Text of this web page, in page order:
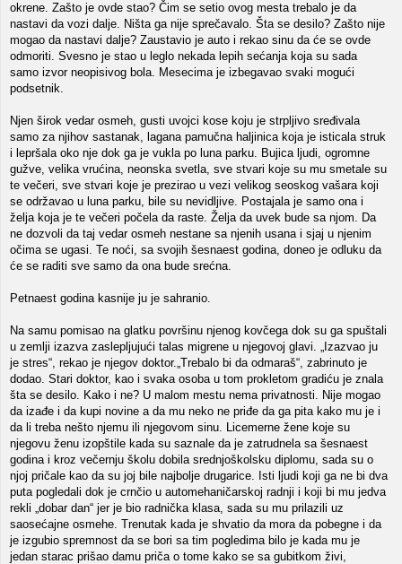
okrene. Zašto je ovde stao? Čim se setio ovog mesta trebalo je da
nastavi da vozi dalje. Ništa ga nije sprečavalo. Šta se desilo? Zašto nije
mogao da nastavi dalje? Zaustavio je auto i rekao sinu da će se ovde
odmoriti. Svesno je stao u leglo nekada lepih sećanja koja su sada
samo izvor neopisivog bola. Mesecima je izbegavao svaki mogući
podsetnik.
Njen širok vedar osmeh, gusti uvojci kose koju je strpljivo sređivala
samo za njihov sastanak, lagana pamučna haljinica koja je isticala struk
i lepršala oko nje dok ga je vukla po luna parku. Bujica ljudi, ogromne
gužve, velika vrućina, neonska svetla, sve stvari koje su mu smetale su
te večeri, sve stvari koje je prezirao u vezi velikog seoskog vašara koji
se održavao u luna parku, bile su nevidljive. Postajala je samo ona i
želja koja je te večeri počela da raste. Želja da uvek bude sa njom. Da
ne dozvoli da taj vedar osmeh nestane sa njenih usana i sjaj u njenim
očima se ugasi. Te noći, sa svojih šesnaest godina, doneo je odluku da
će se raditi sve samo da ona bude srećna.
Petnaest godina kasnije ju je sahranio.
Na samu pomisao na glatku površinu njenog kovčega dok su ga spuštali
u zemlji izazva zaslepljujući talas migrene u njegovoj glavi. „Izazvao ju
je stres“, rekao je njegov doktor.„Trebalo bi da odmaraš“, zabrinuto je
dodao. Stari doktor, kao i svaka osoba u tom prokletom gradiću je znala
šta se desilo. Kako i ne? U malom mestu nema privatnosti. Nije mogao
da izađe i da kupi novine a da mu neko ne priđe da ga pita kako mu je i
da li treba nešto njemu ili njegovom sinu. Licemerne žene koje su
njegovu ženu izopštile kada su saznale da je zatrudnela sa šesnaest
godina i kroz večernju školu dobila srednjoškolsku diplomu, sada su o
njoj pričale kao da su joj bile najbolje drugarice. Isti ljudi koji ga ne bi dva
puta pogledali dok je crnčio u automehaničarskoj radnji i koji bi mu jedva
rekli „dobar dan“ jer je bio radnička klasa, sada su mu prilazili uz
saosećajne osmehe. Trenutak kada je shvatio da mora da pobegne i da
je izgubio spremnost da se bori sa tim pogledima bilo je kada mu je
jedan starac prišao damu priča o tome kako se sa gubitkom živi,